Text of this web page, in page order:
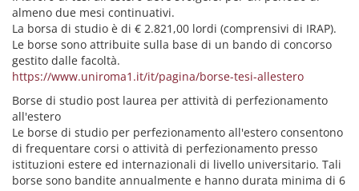
almeno due mesi continuativi.
La borsa di studio è di € 2.821,00 lordi (comprensivi di IRAP).
Le borse sono attribuite sulla base di un bando di concorso
gestito dalle facoltà.
https://www.uniroma1.it/it/pagina/borse-tesi-allestero
Borse di studio post laurea per attività di perfezionamento
all'estero
Le borse di studio per perfezionamento all'estero consentono
di frequentare corsi o attività di perfezionamento presso
istituzioni estere ed internazionali di livello universitario. Tali
borse sono bandite annualmente e hanno durata minima di 6